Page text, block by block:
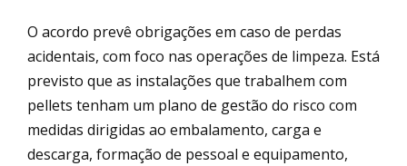
O acordo prevê obrigações em caso de perdas
acidentais, com foco nas operações de limpeza. Está
previsto que as instalações que trabalhem com
pellets tenham um plano de gestão do risco com
medidas dirigidas ao embalamento, carga e
descarga, formação de pessoal e equipamento,